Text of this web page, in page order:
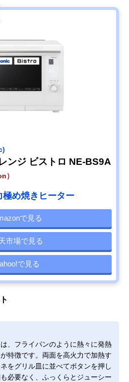
ンジ ビストロ NE-BS9A
）
め焼きヒーター
で見る
市場で見る
で見る
、フライパンのように熱々に発熱
特徴です。両面を高火力で加熱す
をグリル皿に並べてボタンを押し
必要なく、ふっくらとジューシー